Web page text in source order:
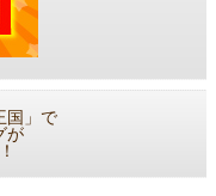
国」で
が